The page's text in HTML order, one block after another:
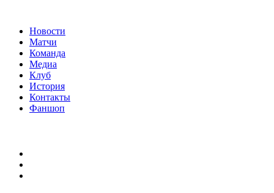
Новости
Матчи
Команда
Медиа
Клуб
История
Контакты
Фаншоп